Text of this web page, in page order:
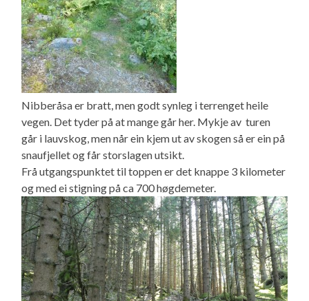
Nibberåsa er bratt, men godt synleg i terrenget heile
vegen. Det tyder på at mange går her. Mykje av turen
går i lauvskog, men når ein kjem ut av skogen så er ein på
snaufjellet og får storslagen utsikt.
Frå utgangspunktet til toppen er det knappe 3 kilometer
og med ei stigning på ca 700 høgdemeter.